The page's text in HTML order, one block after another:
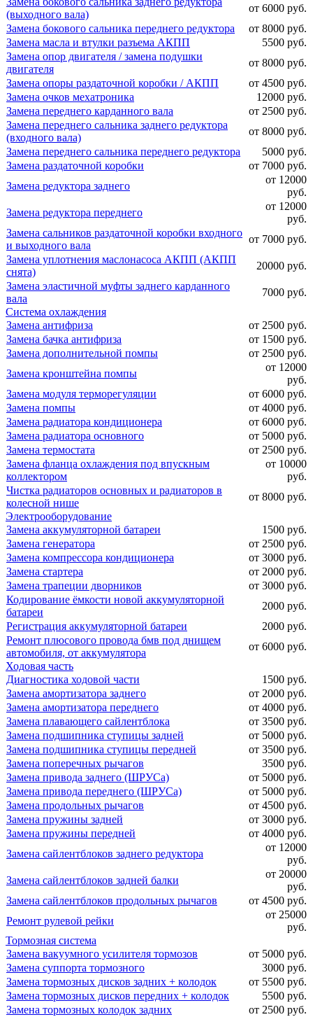
(выходного вала)
от 6000 руб.
Замена бокового сальника переднего редуктора
от 8000 руб.
Замена масла и втулки разъема АКПП
5500 руб.
Замена опор двигателя / замена подушки
двигателя
от 8000 руб.
Замена опоры раздаточной коробки / АКПП
от 4500 руб.
Замена очков мехатроника
12000 руб.
Замена переднего карданного вала
от 2500 руб.
Замена переднего сальника заднего редуктора
(входного вала)
от 8000 руб.
Замена переднего сальника переднего редуктора
5000 руб.
Замена раздаточной коробки
от 7000 руб.
Замена редуктора заднего
от 12000
руб.
Замена редуктора переднего
от 12000
руб.
Замена сальников раздаточной коробки входного
и выходного вала
от 7000 руб.
Замена уплотнения маслонасоса АКПП (АКПП
снята)
20000 руб.
Замена эластичной муфты заднего карданного
вала
7000 руб.
Система охлаждения
Замена антифриза
от 2500 руб.
Замена бачка антифриза
от 1500 руб.
Замена дополнительной помпы
от 2500 руб.
Замена кронштейна помпы
от 12000
руб.
Замена модуля терморегуляции
от 6000 руб.
Замена помпы
от 4000 руб.
Замена радиатора кондиционера
от 6000 руб.
Замена радиатора основного
от 5000 руб.
Замена термостата
от 2500 руб.
Замена фланца охлаждения под впускным
коллектором
от 10000
руб.
Чистка радиаторов основных и радиаторов в
колесной нише
от 8000 руб.
Электрооборудование
Замена аккумуляторной батареи
1500 руб.
Замена генератора
от 2500 руб.
Замена компрессора кондиционера
от 3000 руб.
Замена стартера
от 2000 руб.
Замена трапеции дворников
от 3000 руб.
Кодирование ёмкости новой аккумуляторной
батареи
2000 руб.
Регистрация аккумуляторной батареи
2000 руб.
Ремонт плюсового провода бмв под днищем
автомобиля, от аккумулятора
от 6000 руб.
Ходовая часть
Диагностика ходовой части
1500 руб.
Замена амортизатора заднего
от 2000 руб.
Замена амортизатора переднего
от 4000 руб.
Замена плавающего сайлентблока
от 3500 руб.
Замена подшипника ступицы задней
от 5000 руб.
Замена подшипника ступицы передней
от 3500 руб.
Замена поперечных рычагов
3500 руб.
Замена привода заднего (ШРУСа)
от 5000 руб.
Замена привода переднего (ШРУСа)
от 5000 руб.
Замена продольных рычагов
от 4500 руб.
Замена пружины задней
от 3000 руб.
Замена пружины передней
от 4000 руб.
Замена сайлентблоков заднего редуктора
от 12000
руб.
Замена сайлентблоков задней балки
от 20000
руб.
Замена сайлентблоков продольных рычагов
от 4500 руб.
Ремонт рулевой рейки
от 25000
руб.
Тормозная система
Замена вакуумного усилителя тормозов
от 5000 руб.
Замена суппорта тормозного
3000 руб.
Замена тормозных дисков задних + колодок
от 5500 руб.
Замена тормозных дисков передних + колодок
5500 руб.
Замена тормозных колодок задних
от 2500 руб.